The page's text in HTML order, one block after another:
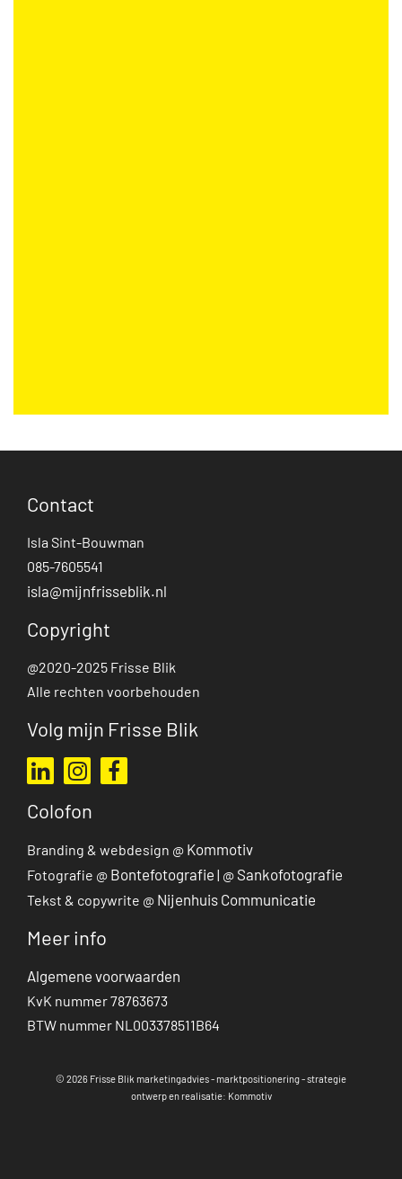
Contact
Isla Sint-Bouwman
085-7605541
isla@mijnfrisseblik.nl
Copyright
@2020-2025 Frisse Blik
Alle rechten voorbehouden
Volg mijn Frisse Blik
Ga naar mijn LinkedIn profiel
Ga naar mijn Instagram profiel
Colofon
Branding & webdesign @ Kommotiv
Fotografie @ Bontefotografie | @ Sankofotografie
Tekst & copywrite @ Nijenhuis Communicatie
Meer info
Algemene voorwaarden
KvK nummer 78763673
BTW nummer NL003378511B64
© 2026 Frisse Blik marketingadvies - marktpositionering - strategie
ontwerp en realisatie: Kommotiv